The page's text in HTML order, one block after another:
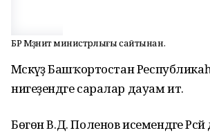
БР Мәҙәниәт министрлығы сайтынан.
Мәскәүҙә Башҡортостан
нигеҙендәге саралар дауам итә.
Бөгөн В.Д. Поленов исемендәге Рәсәй